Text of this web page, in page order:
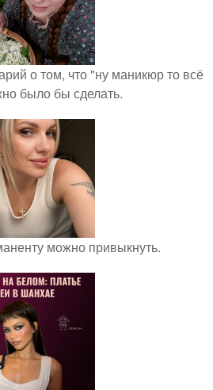
о том, что "ну маникюр то всё
было бы сделать.
можно привыкнуть.